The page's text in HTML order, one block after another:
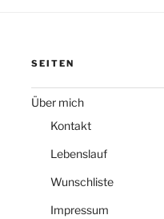
SEITEN
Über mich
Kontakt
Lebenslauf
Wunschliste
Impressum